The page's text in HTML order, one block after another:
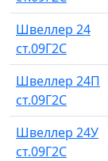
Швеллер 24
ст.09Г2С
Швеллер 24П
ст.09Г2С
Швеллер 24У
ст.09Г2С